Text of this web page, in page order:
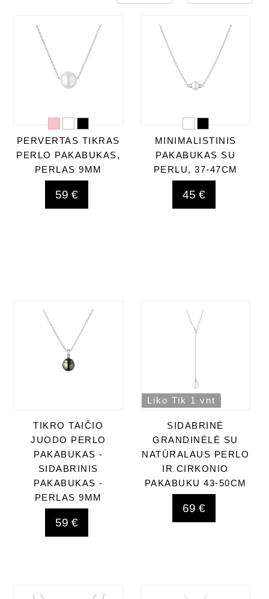
PERVERTAS TIKRAS
PERLO PAKABUKAS,
PERLAS 9MM
59 €
MINIMALISTINIS
PAKABUKAS SU
PERLU, 37-47CM
45 €
TIKRO TAIČIO
JUODO PERLO
PAKABUKAS -
SIDABRINIS
PAKABUKAS -
PERLAS 9MM
59 €
Liko Tik 1 vnt
SIDABRINĖ
GRANDINĖLĖ SU
NATŪRALAUS PERLO
IR CIRKONIO
PAKABUKU 43-50CM
69 €